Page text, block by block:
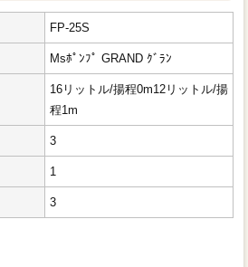
FP-25S
Msﾎﾟﾝﾌﾟ GRAND ｸﾞﾗﾝ
16リットル/揚程0m12リットル/揚
程1m
3
1
3